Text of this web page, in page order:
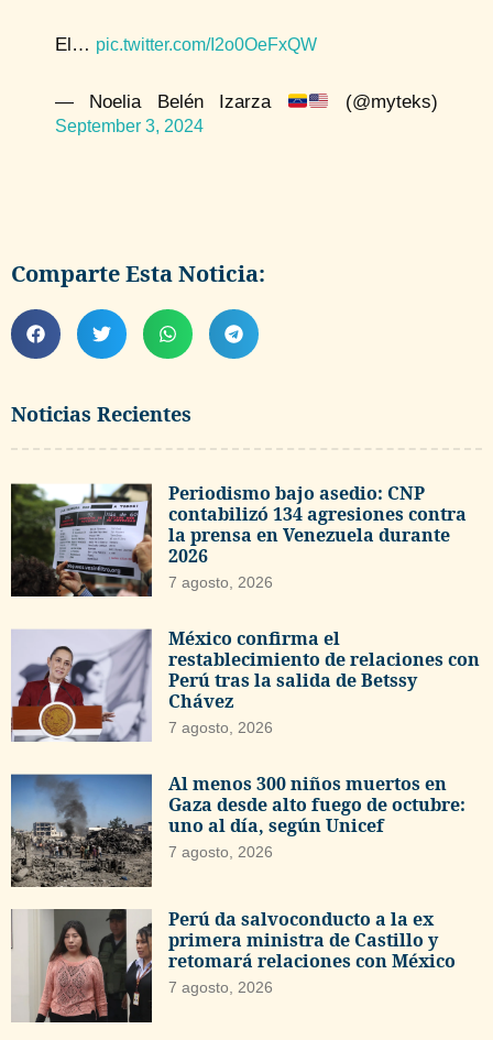
Noticias Recientes
Periodismo bajo asedio: CNP
contabilizó 134 agresiones contra
la prensa en Venezuela durante
2026
7 agosto, 2026
México confirma el
restablecimiento de relaciones con
Perú tras la salida de Betssy
Chávez
7 agosto, 2026
Al menos 300 niños muertos en
Gaza desde alto fuego de octubre:
uno al día, según Unicef
7 agosto, 2026
Perú da salvoconducto a la ex
primera ministra de Castillo y
retomará relaciones con México
7 agosto, 2026
El… pic.twitter.com/I2o0OeFxQW
— Noelia Belén Izarza (@myteks)
September 3, 2024
Comparte Esta Noticia: